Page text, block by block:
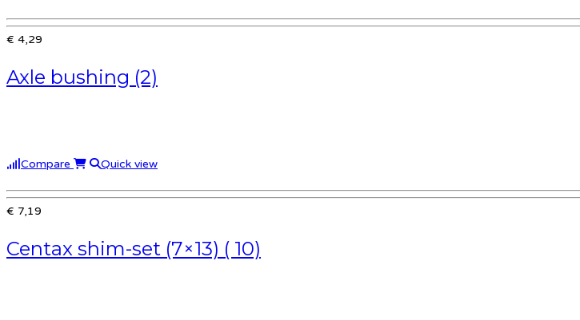
€ 4,29
Axle bushing (2)
Compare Quick view
€ 7,19
Centax shim-set (7×13) ( 10)